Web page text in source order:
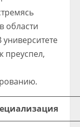
области
преуспел,